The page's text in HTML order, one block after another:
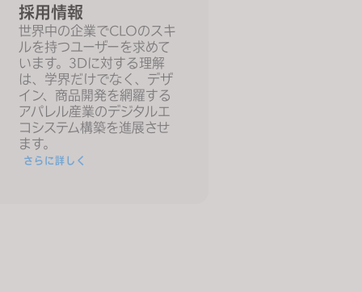
採用情報
世界中の企業でCLOのスキ
ルを持つユーザーを求めて
います。3Dに対する理解
は、学界だけでなく、デザ
イン、商品開発を網羅する
アパレル産業のデジタルエ
コシステム構築を進展させ
ます。
さらに詳しく